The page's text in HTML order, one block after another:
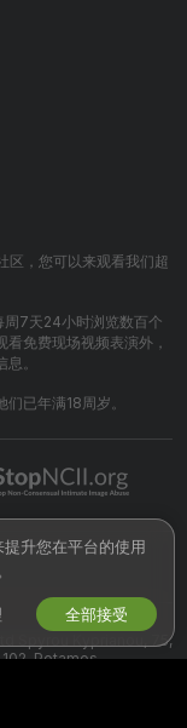
，您可以来观看我们超
7天24小时浏览数百个
免费现场视频表演外，
。
已年满18周岁。
提升您在平台的使用
。
全部接受